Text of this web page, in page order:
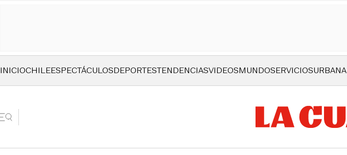
INICIOCHILEESPECTÁCULOSDEPORTESTENDENCIASVIDEOSMUNDOSERVICIOSURBANA